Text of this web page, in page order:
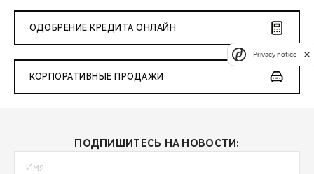
ОДОБРЕНИЕ КРЕДИТА ОНЛАЙН
КОРПОРАТИВНЫЕ ПРОДАЖИ
ПОДПИШИТЕСЬ НА НОВОСТИ:
Privacy notice